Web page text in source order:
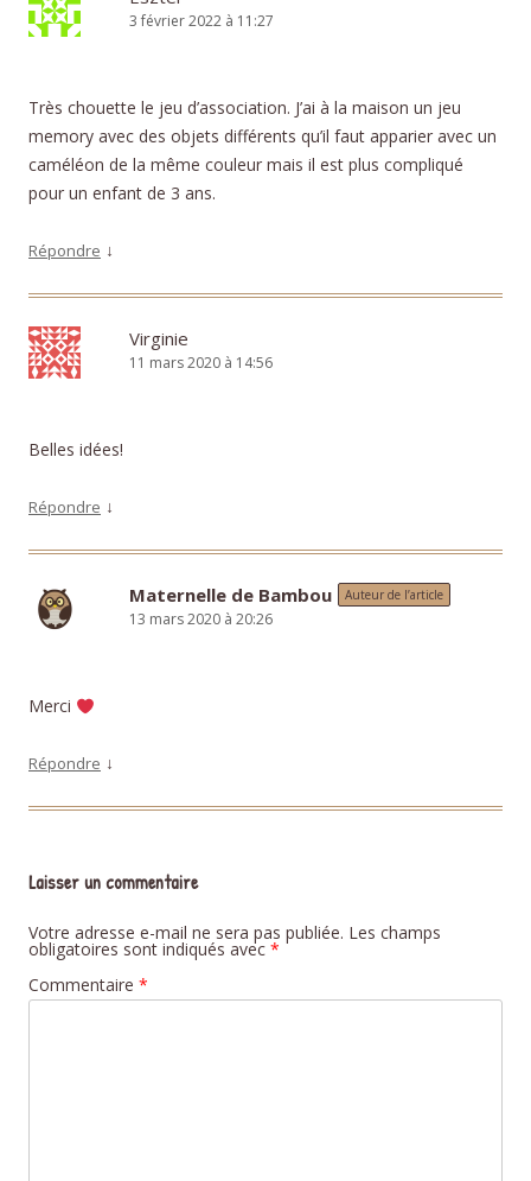
3 février 2022 à 11:27
Très chouette le jeu d’association. J’ai à la maison un jeu
memory avec des objets différents qu’il faut apparier avec un
caméléon de la même couleur mais il est plus compliqué
pour un enfant de 3 ans.
Répondre ↓
Virginie
11 mars 2020 à 14:56
Belles idées!
Répondre ↓
Maternelle de Bambou Auteur de l’article
13 mars 2020 à 20:26
Merci
Répondre ↓
Laisser un commentaire
Votre adresse e-mail ne sera pas publiée. Les champs
obligatoires sont indiqués avec *
Commentaire *